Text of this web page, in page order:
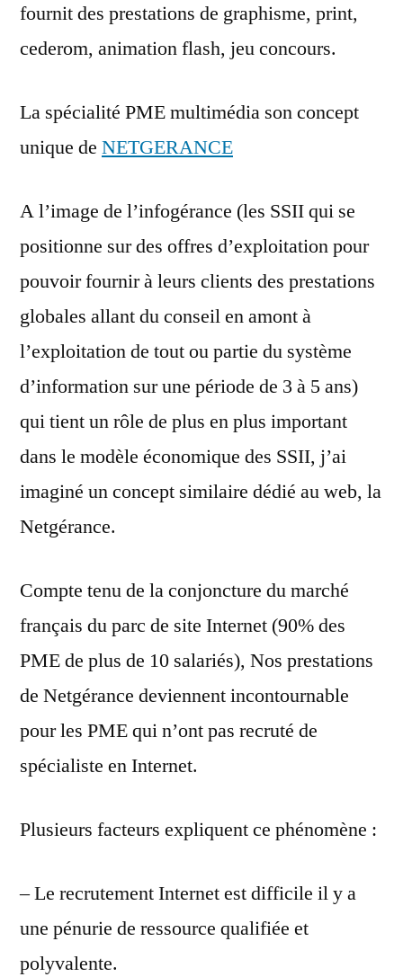
fournit des prestations de graphisme, print,
cederom, animation flash, jeu concours.
La spécialité PME multimédia son concept
unique de NETGERANCE
A l’image de l’infogérance (les SSII qui se
positionne sur des offres d’exploitation pour
pouvoir fournir à leurs clients des prestations
globales allant du conseil en amont à
l’exploitation de tout ou partie du système
d’information sur une période de 3 à 5 ans)
qui tient un rôle de plus en plus important
dans le modèle économique des SSII, j’ai
imaginé un concept similaire dédié au web, la
Netgérance.
Compte tenu de la conjoncture du marché
français du parc de site Internet (90% des
PME de plus de 10 salariés), Nos prestations
de Netgérance deviennent incontournable
pour les PME qui n’ont pas recruté de
spécialiste en Internet.
Plusieurs facteurs expliquent ce phénomène :
– Le recrutement Internet est difficile il y a
une pénurie de ressource qualifiée et
polyvalente.